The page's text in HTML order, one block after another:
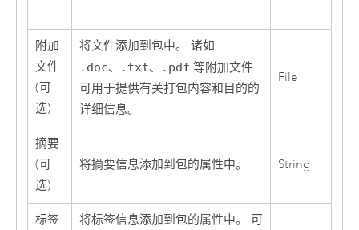
附加
文件
(可
选)
将文件添加到包中。 诸如
.doc、 .txt、 .pdf 等附加文件
可用于提供有关打包内容和目的的
详细信息。
File
摘要
(可
选)
将摘要信息添加到包的属性中。 String
标签
将标签信息添加到包的属性中。 可